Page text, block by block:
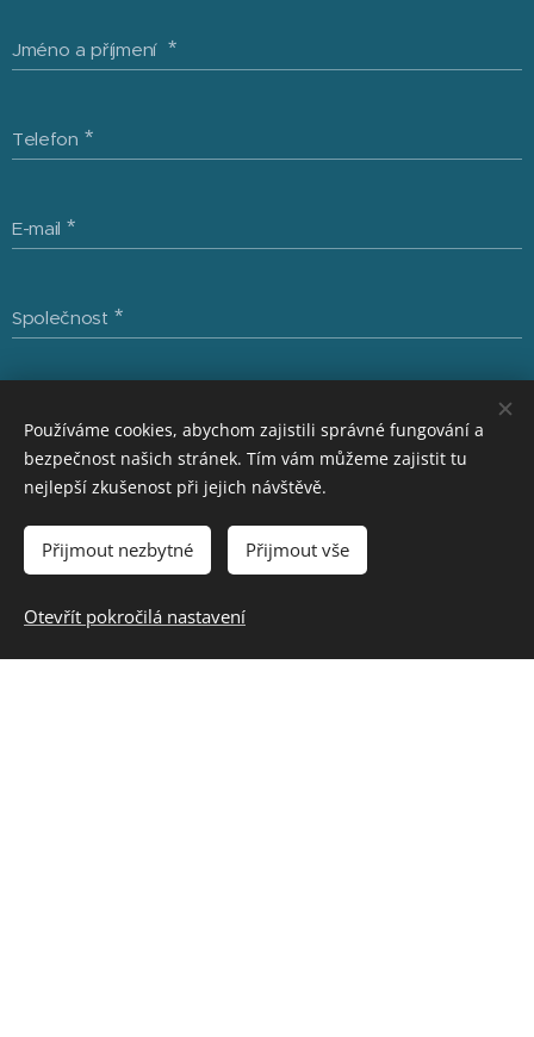
Jméno a příjmení
Telefon
E-mail
Společnost
Ulice
Používáme cookies, abychom zajistili správné fungování a
bezpečnost našich stránek. Tím vám můžeme zajistit tu
nejlepší zkušenost při jejich návštěvě.
Přijmout nezbytné Přijmout vše
Otevřít pokročilá nastavení